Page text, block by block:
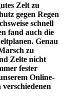
Zelt zu
gegen Regen
schnell
fand auch die
Genau
zu
Zelte nicht
fester
Online-